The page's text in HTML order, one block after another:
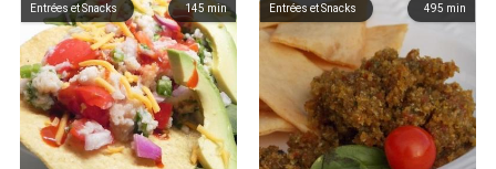
145 min
Entrées et Snacks 495 min
Entrées et Snacks